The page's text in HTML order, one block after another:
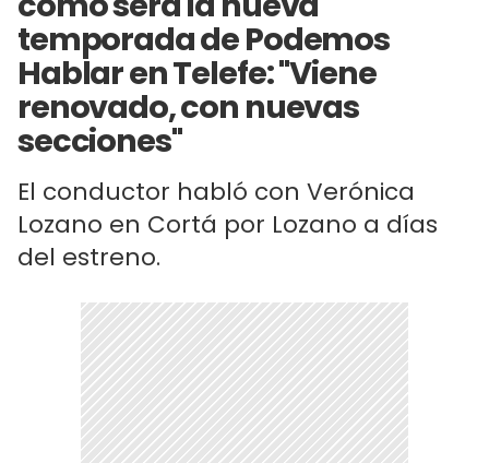
temporada de Podemos
Hablar en Telefe: "Viene
renovado, con nuevas
secciones"
El conductor habló con Verónica
Lozano en Cortá por Lozano a días
del estreno.